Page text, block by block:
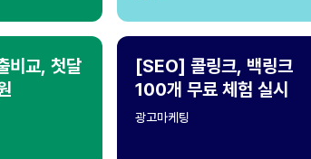
비교, 첫달
[SEO] 콜링크, 백링크
100개 무료 체험 실시
광고마케팅